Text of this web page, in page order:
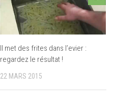
Il met des frites dans l’evier :
regardez le résultat !
22 MARS 2015